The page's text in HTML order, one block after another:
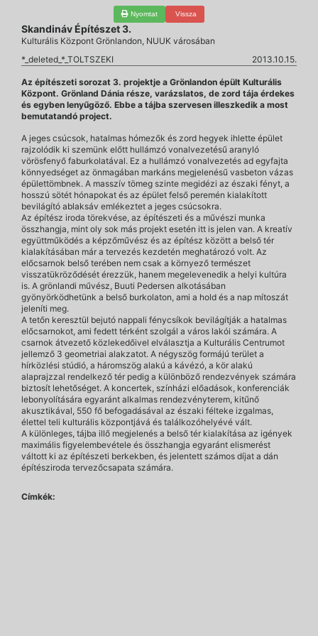
Nyomtat Vissza
Skandináv Építészet 3.
Kulturális Központ Grönlandon, NUUK városában
*_deleted_*_TOLTSZEKI
2013.10.15.
Az építészeti sorozat 3. projektje a Grönlandon épült Kulturális
Központ. Grönland Dánia része, varázslatos, de zord tája érdekes
és egyben lenyűgöző. Ebbe a tájba szervesen illeszkedik a most
bemutatandó project.
A jeges csúcsok, hatalmas hómezők és zord hegyek ihlette épület
rajzolódik ki szemünk előtt hullámzó vonalvezetésű aranyló
vörösfenyő faburkolatával. Ez a hullámzó vonalvezetés ad egyfajta
könnyedséget az önmagában markáns megjelenésű vasbeton vázas
épülettömbnek. A masszív tömeg szinte megidézi az északi fényt, a
hosszú sötét hónapokat és az épület felső peremén kialakított
bevilágító ablaksáv emlékeztet a jeges csúcsokra.
Az építész iroda törekvése, az építészeti és a művészi munka
összhangja, mint oly sok más projekt esetén itt is jelen van. A kreatív
együttműködés a képzőművész és az építész között a belső tér
kialakításában már a tervezés kezdetén meghatározó volt. Az
előcsarnok belső terében nem csak a környező természet
visszatükröződését érezzük, hanem megelevenedik a helyi kultúra
is. A grönlandi művész, Buuti Pedersen alkotásában
gyönyörködhetünk a belső burkolaton, ami a hold és a nap mítoszát
jeleníti meg.
A tetőn keresztül bejutó nappali fénycsíkok bevilágítják a hatalmas
előcsarnokot, ami fedett térként szolgál a város lakói számára. A
csarnok átvezető közlekedőivel elválasztja a Kulturális Centrumot
jellemző 3 geometriai alakzatot. A négyszög formájú terület a
hírközlési stúdió, a háromszög alakú a kávézó, a kör alakú
alaprajzzal rendelkező tér pedig a különböző rendezvények számára
biztosít lehetőséget. A koncertek, színházi előadások, konferenciák
lebonyolítására egyaránt alkalmas rendezvényterem, kitűnő
akusztikával, 550 fő befogadásával az északi félteke izgalmas,
élettel teli kulturális központjává és találkozóhelyévé vált.
A különleges, tájba illő megjelenés a belső tér kialakítása az igények
maximális figyelembevétele és összhangja egyaránt elismerést
váltott ki az építészeti berkekben, és jelentett számos díjat a dán
építésziroda tervezőcsapata számára.
Címkék: